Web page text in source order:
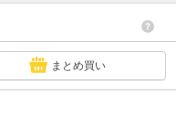
まとめ買い